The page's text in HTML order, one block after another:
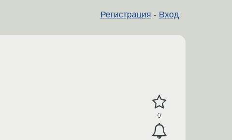
Регистрация - Вход
0